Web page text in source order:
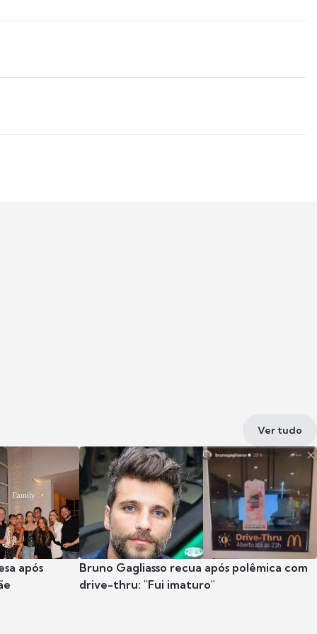
Ver tudo
após
Bruno Gagliasso recua após polêmica com
drive-thru: "Fui imaturo"